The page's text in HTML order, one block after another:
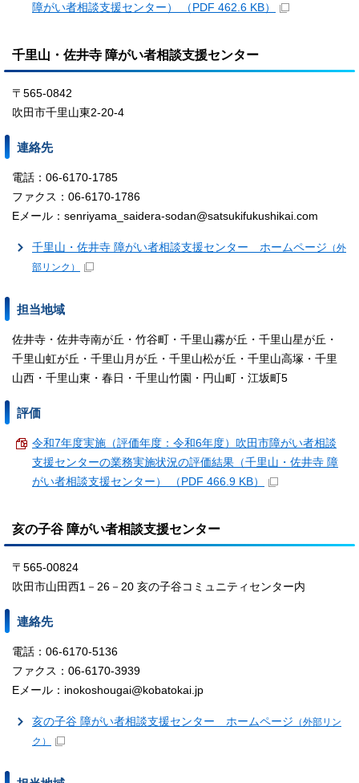
障がい者相談支援センター） （PDF 462.6 KB）
千里山・佐井寺 障がい者相談支援センター
〒565-0842
吹田市千里山東2-20-4
連絡先
電話：06-6170-1785
ファクス：06-6170-1786
Eメール：senriyama_saidera-sodan@satsukifukushikai.com
千里山・佐井寺 障がい者相談支援センター ホームページ （外
部リンク）
担当地域
佐井寺・佐井寺南が丘・竹谷町・千里山霧が丘・千里山星が丘・
千里山虹が丘・千里山月が丘・千里山松が丘・千里山高塚・千里
山西・千里山東・春日・千里山竹園・円山町・江坂町5
評価
令和7年度実施（評価年度：令和6年度）吹田市障がい者相談
支援センターの業務実施状況の評価結果（千里山・佐井寺 障
がい者相談支援センター） （PDF 466.9 KB）
亥の子谷 障がい者相談支援センター
〒565-00824
吹田市山田西1－26－20 亥の子谷コミュニティセンター内
連絡先
電話：06-6170-5136
ファクス：06-6170-3939
Eメール：inokoshougai@kobatokai.jp
亥の子谷 障がい者相談支援センター ホームページ （外部リン
ク）